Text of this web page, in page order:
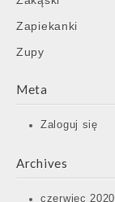
Zapiekanki
Zupy
Meta
Zaloguj się
Archives
czerwiec 2020